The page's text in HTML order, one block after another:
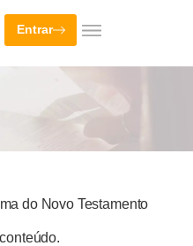
Entrar
do Novo Testamento